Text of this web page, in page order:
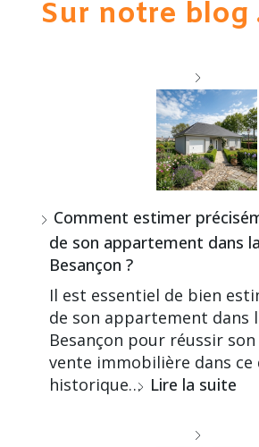
Sur notre blog
Comment estimer
de son appartement dans
Besançon ?
Il est essentiel de bien
de son appartement dans
Besançon pour réussir
vente immobilière dans
historique… Lire la suite